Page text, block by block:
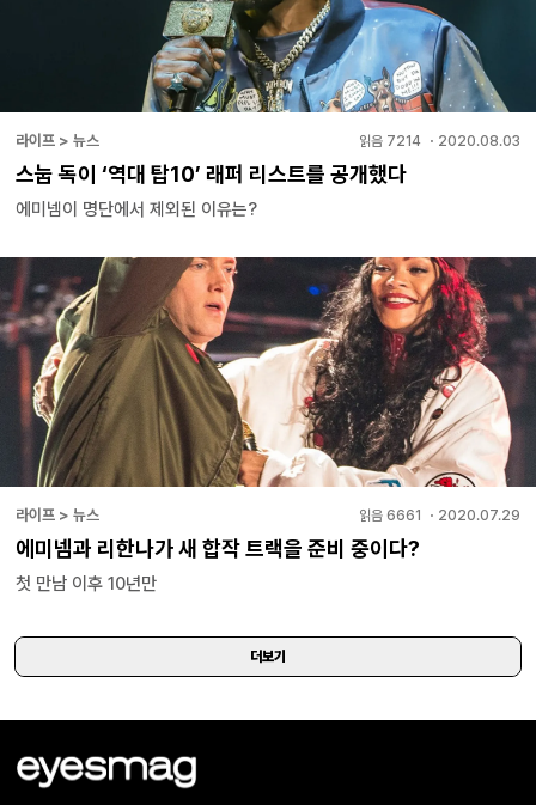
라이프 > 뉴스 읽음 7214 ・ 2020.08.03
스눕 독이 ‘역대 탑10’ 래퍼 리스트를 공개했다
에미넴이 명단에서 제외된 이유는?
라이프 > 뉴스 읽음 6661 ・ 2020.07.29
에미넴과 리한나가 새 합작 트랙을 준비 중이다?
첫 만남 이후 10년만
더보기